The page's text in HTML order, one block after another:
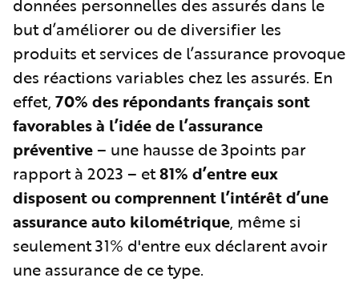
but d’améliorer ou de diversifier les
produits et services de l’assurance provoque
des réactions variables chez les assurés. En
effet, 70% des répondants français sont
favorables à l’idée de l’assurance
préventive – une hausse de 3points par
rapport à 2023 – et81% d’entre eux
disposent ou comprennent l’intérêt d’une
assurance auto kilométrique, même si
seulement 31% d'entre eux déclarent avoir
une assurance de ce type.